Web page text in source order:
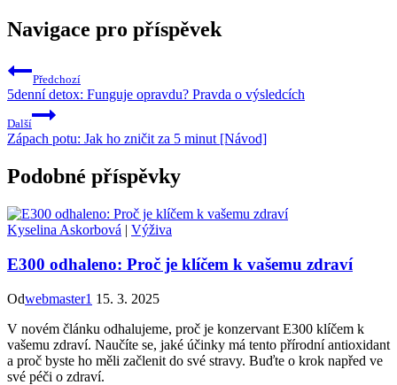
Navigace pro příspěvek
Předchozí
5denní detox: Funguje opravdu? Pravda o výsledcích
Další
Zápach potu: Jak ho zničit za 5 minut [Návod]
Podobné příspěvky
Kyselina Askorbová | Výživa
E300 odhaleno: Proč je klíčem k vašemu zdraví
Odwebmaster1 15. 3. 2025
V novém článku odhalujeme, proč je konzervant E300 klíčem k
vašemu zdraví. Naučíte se, jaké účinky má tento přírodní antioxidant
a proč byste ho měli začlenit do své stravy. Buďte o krok napřed ve
své péči o zdraví.